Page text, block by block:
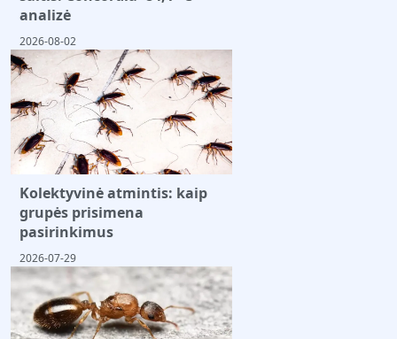
analizė
2026-08-02
Kolektyvinė atmintis: kaip
grupės prisimena
pasirinkimus
2026-07-29